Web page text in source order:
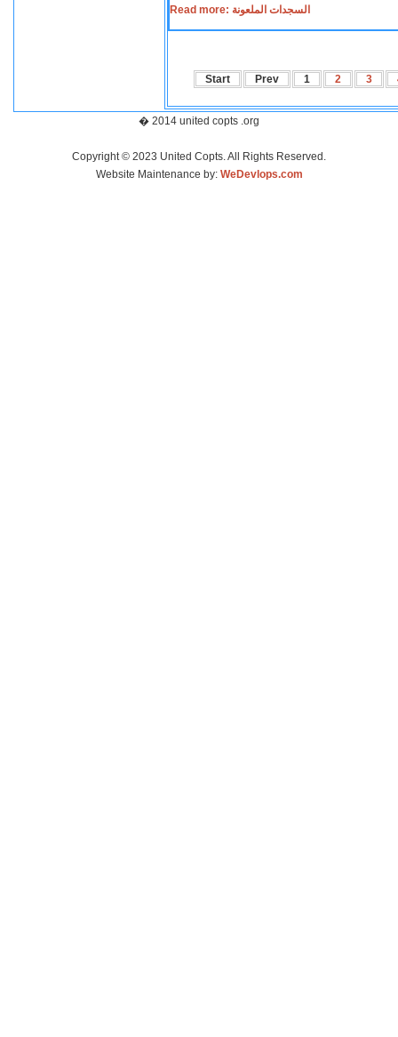
Read more: السجدات الملعونة
Start Prev 1 2 3
� 2014 united copts .org
Copyright © 2023 United Copts. All Rights Reserved.
Website Maintenance by: WeDevlops.com